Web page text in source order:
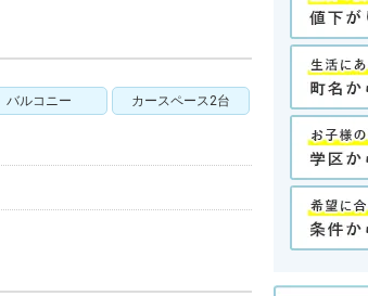
バルコニー カースペース2台